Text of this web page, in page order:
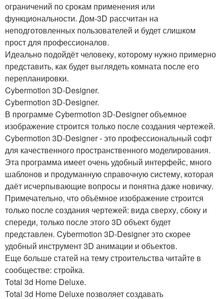
ограничений по срокам применения или
функциональности. Дом-3D рассчитан на
неподготовленных пользователей и будет слишком
прост для профессионалов.
Идеально подойдёт человеку, которому нужно примерно
представить, как будет выглядеть комната после его
перепланировки.
Cybermotion 3D-Designer.
Cybermotion 3D-Designer.
В программе Cybermotion 3D-Designer объемное
изображение строится только после создания чертежей.
Cybermotion 3D-Designer - это профессиональный софт
для качественного пространственного моделирования.
Эта программа имеет очень удобный интерфейс, много
шаблонов и продуманную справочную систему, которая
даёт исчерпывающие вопросы и понятна даже новичку.
Примечательно, что объёмное изображение строится
только после создания чертежей: вида сверху, сбоку и
спереди, только после этого 3D объект будет
представлен. Cybermotion 3D-Designer это скорее
удобный инструмент 3D анимации и объектов.
Еще больше статей на тему строительства читайте в
сообществе: стройка.
Total 3d Home Deluxe.
Total 3d Home Deluxe позволяет создавать